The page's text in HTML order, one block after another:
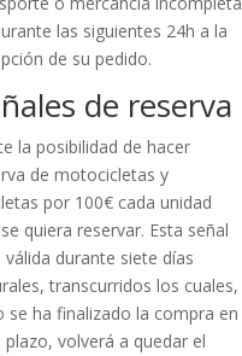
las siguientes 24h a la
de su pedido.
de reserva
la posibilidad de hacer
de motocicletas y
por 100€ cada unidad
quiera reservar. Esta señal
válida durante siete días
transcurridos los cuales,
se ha finalizado la compra en
plazo, volverá a quedar el